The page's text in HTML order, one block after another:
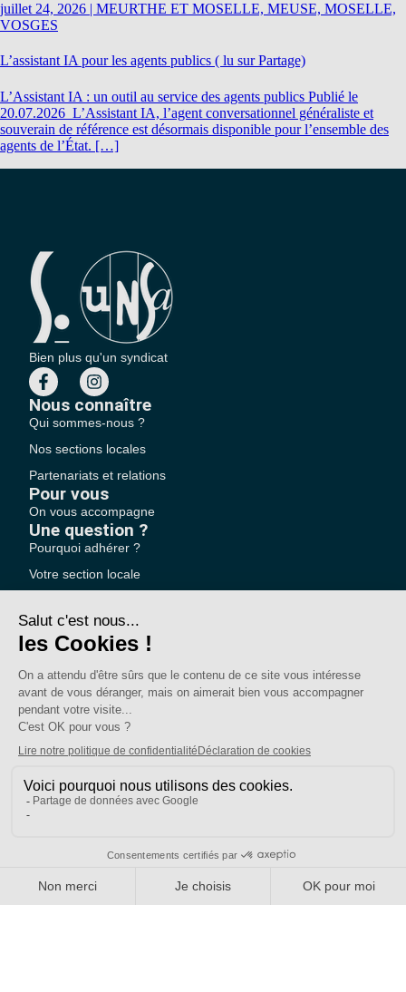
juillet 24, 2026 | MEURTHE ET MOSELLE, MEUSE, MOSELLE,
VOSGES
L’assistant IA pour les agents publics ( lu sur Partage)
L’Assistant IA : un outil au service des agents publics Publié le
20.07.2026 L’Assistant IA, l’agent conversationnel généraliste et
souverain de référence est désormais disponible pour l’ensemble des
agents de l’État. […]
Bien plus qu'un syndicat
Nous connaître
Qui sommes-nous ?
Nos sections locales
Partenariats et relations
Pour vous
On vous accompagne
Une question ?
Pourquoi adhérer ?
Votre section locale
Nous contacter
Votre espace
Adhérer au SE-UNSA
SE-Unsa est un syndicat de l’UNSA